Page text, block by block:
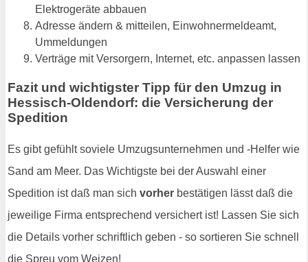
Elektrogeräte abbauen
Adresse ändern & mitteilen, Einwohnermeldeamt,
Ummeldungen
Verträge mit Versorgern, Internet, etc. anpassen lassen
Fazit und wichtigster Tipp für den Umzug in
Hessisch-Oldendorf: die Versicherung der
Spedition
Es gibt gefühlt soviele Umzugsunternehmen und -Helfer wie
Sand am Meer. Das Wichtigste bei der Auswahl einer
Spedition ist daß man sich vorher bestätigen lässt daß die
jeweilige Firma entsprechend versichert ist! Lassen Sie sich
die Details vorher schriftlich geben - so sortieren Sie schnell
die Spreu vom Weizen!